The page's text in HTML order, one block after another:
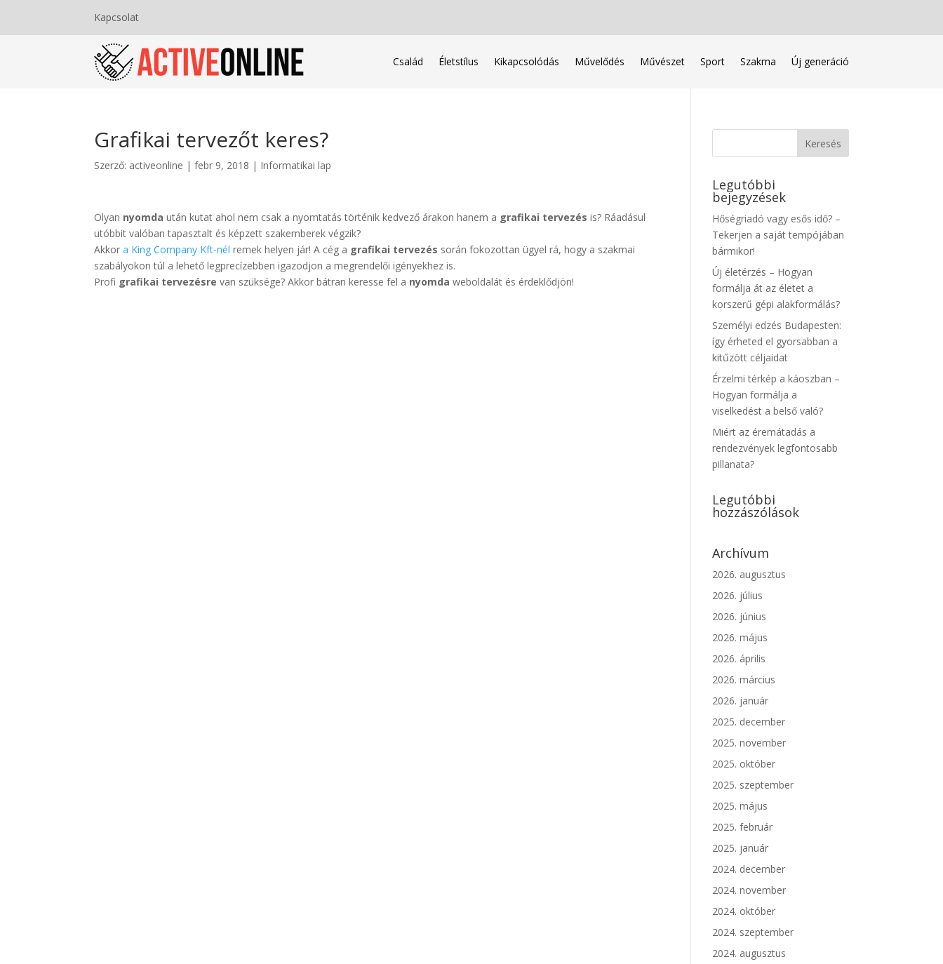
Kapcsolat
Család Életstílus Kikapcsolódás Művelődés Művészet Sport Szakma Új generáció
Grafikai tervezőt keres?
Szerző: activeonline |febr 9, 2018 | Informatikai lap
Olyan nyomda után kutat ahol nem csak a nyomtatás történik kedvező árakon hanem a grafikai tervezés is? Ráadásul
utóbbit valóban tapasztalt és képzett szakemberek végzik?
Akkora King Company Kft-nél remek helyen jár! A cég a grafikai tervezés során fokozottan ügyel rá, hogy a szakmai
szabályokon túl a lehető legprecízebben igazodjon a megrendelői igényekhez is.
Profi grafikai tervezésre van szüksége? Akkor bátran keresse fel a nyomdaweboldalát és érdeklődjön!
Legutóbbi
bejegyzések
Hőségriadó vagy esős idő? –
Tekerjen a saját tempójában
bármikor!
Új életérzés – Hogyan
formálja át az életet a
korszerű gépi alakformálás?
Személyi edzés Budapesten:
így érheted el gyorsabban a
kitűzött céljaidat
Érzelmi térkép a káoszban –
Hogyan formálja a
viselkedést a belső való?
Miért az éremátadás a
rendezvények legfontosabb
pillanata?
Legutóbbi
hozzászólások
Archívum
2026. augusztus
2026. július
2026. június
2026. május
2026. április
2026. március
2026. január
2025. december
2025. november
2025. október
2025. szeptember
2025. május
2025. február
2025. január
2024. december
2024. november
2024. október
2024. szeptember
2024. augusztus